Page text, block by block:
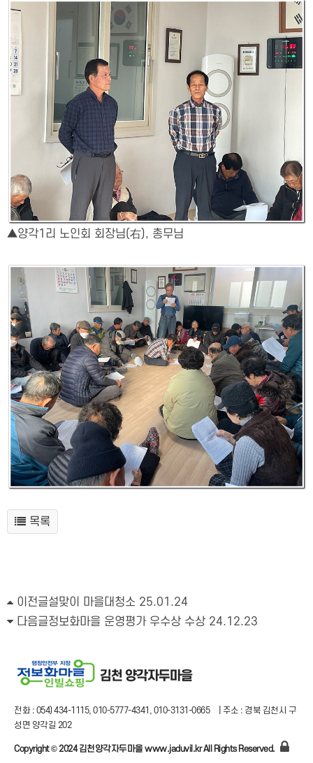
▲양각1리 노인회 회장님(右), 총무님
목록
이전글설맞이 마을대청소 25.01.24
다음글정보화마을 운영평가 우수상 수상 24.12.23
전화 : 054) 434-1115, 010-5777-4341, 010-3131-0665
주소 : 경북 김천시 구
성면 양각길 202
Copyright © 2024 김천양각자두마을 www.jaduvil.kr All Rights Reserved.